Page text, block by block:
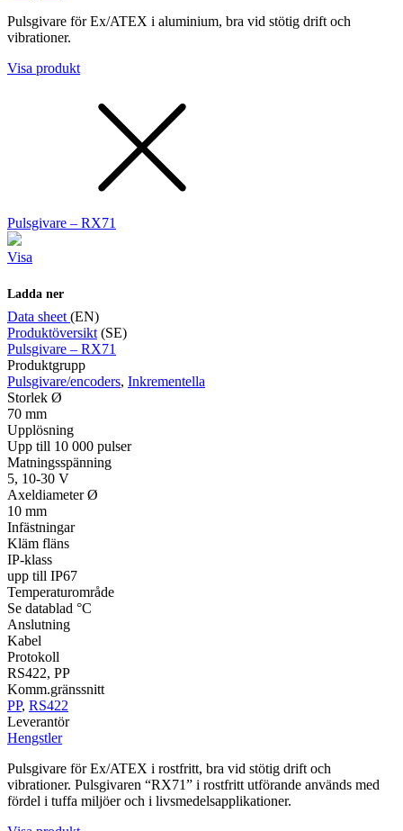
Pulsgivare för Ex/ATEX i aluminium, bra vid stötig drift och
vibrationer.
Visa produkt
Pulsgivare – RX71
Visa
Ladda ner
Data sheet (EN)
Produktöversikt (SE)
Pulsgivare – RX71
Produktgrupp
Pulsgivare/encoders, Inkrementella
Storlek Ø
70 mm
Upplösning
Upp till 10 000 pulser
Matningsspänning
5, 10-30 V
Axeldiameter Ø
10 mm
Infästningar
Kläm fläns
IP-klass
upp till IP67
Temperaturområde
Se datablad °C
Anslutning
Kabel
Protokoll
RS422, PP
Komm.gränssnitt
PP, RS422
Leverantör
Hengstler
Pulsgivare för Ex/ATEX i rostfritt, bra vid stötig drift och
vibrationer. Pulsgivaren “RX71” i rostfritt utförande används med
fördel i tuffa miljöer och i livsmedelsapplikationer.